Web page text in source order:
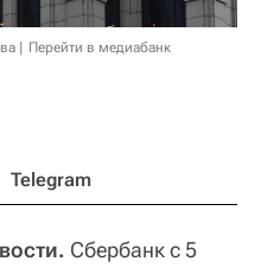
Перейти в медиабанк
Telegram
Сбербанк с 5